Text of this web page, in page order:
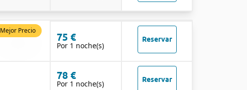
Mejor Precio
75 €
Por 1 noche(s)
Reservar
78 €
Por 1 noche(s) Reservar